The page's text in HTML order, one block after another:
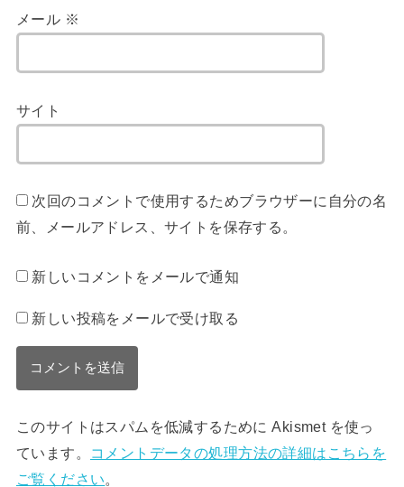
メール ※
サイト
次回のコメントで使用するためブラウザーに自分の名
前、メールアドレス、サイトを保存する。
新しいコメントをメールで通知
新しい投稿をメールで受け取る
このサイトはスパムを低減するために Akismet を使っ
ています。
コメントデータの処理方法の詳細はこちらを
ご覧ください。